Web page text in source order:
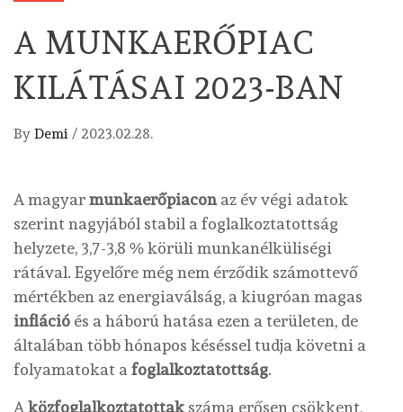
A MUNKAERŐPIAC
KILÁTÁSAI 2023-BAN
By Demi / 2023.02.28.
A magyarmunkaerőpiaconaz év végi adatok
szerint nagyjából stabil a foglalkoztatottság
helyzete, 3,7-3,8 % körüli munkanélküliségi
rátával. Egyelőre még nem érződik számottevő
mértékben az energiaválság, a kiugróan magas
infláció és a háború hatása ezen a területen, de
általában több hónapos késéssel tudja követni a
folyamatokat a foglalkoztatottság.
A közfoglalkoztatottakszáma erősen csökkent,